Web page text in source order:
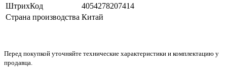
ШтрихКод
4054278207414
Страна производства Китай
Перед покупкой уточняйте технические характеристики и комплектацию у
продавца.